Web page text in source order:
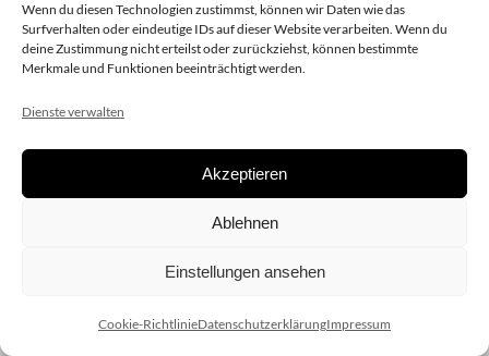
Wenn du diesen Technologien zustimmst, können wir Daten wie das
Surfverhalten oder eindeutige IDs auf dieser Website verarbeiten. Wenn du
deine Zustimmung nicht erteilst oder zurückziehst, können bestimmte
Merkmale und Funktionen beeinträchtigt werden.
Dienste verwalten
Akzeptieren
Ablehnen
Einstellungen ansehen
Cookie-RichtlinieDatenschutzerklärungImpressum
Copyright 2020 dieSCHAUsteller.at |Datenschützerklärung|
| Design:www.ARGEntur.at